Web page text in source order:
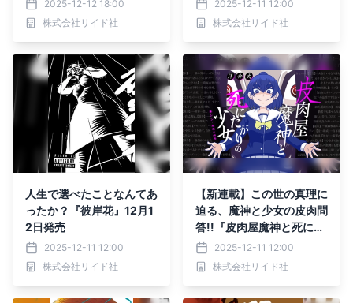
2025-12-12 18:00
株式会社リイド社
2025-12-11 12:00
株式会社リイド社
人生で選べたことなんてあ
ったか？『彼岸花』12月1
2日発売
2025-12-11 12:00
株式会社リイド社
【新連載】この世の真理に
迫る、魔神と少女の皮肉問
答!!『皮肉屋魔神と死にた
がりの少女 シン・悪魔の
辞典』12月12日連載スタ
ート
2025-12-11 12:00
株式会社リイド社